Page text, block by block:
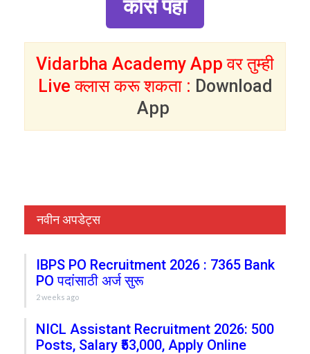
कोर्स पहा
Vidarbha Academy App वर तुम्ही
Live क्लास करू शकता : Download
App
नवीन अपडेट्स
IBPS PO Recruitment 2026 : 7365 Bank
PO पदांसाठी अर्ज सुरू
2 weeks ago
NICL Assistant Recruitment 2026: 500
Posts, Salary ₹53,000, Apply Online